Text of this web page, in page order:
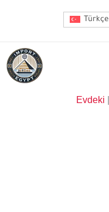
Türkçe
Evdeki